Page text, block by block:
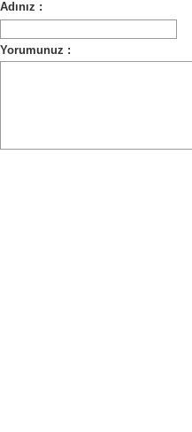
Adınız :
Yorumunuz :